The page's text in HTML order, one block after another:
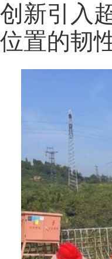
创新引入
位置的韧